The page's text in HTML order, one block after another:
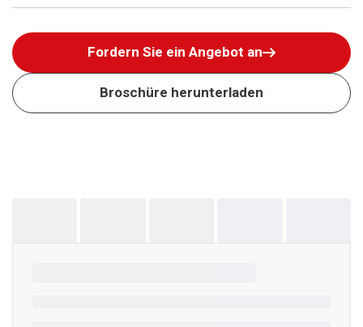
Fordern Sie ein Angebot an
Broschüre herunterladen